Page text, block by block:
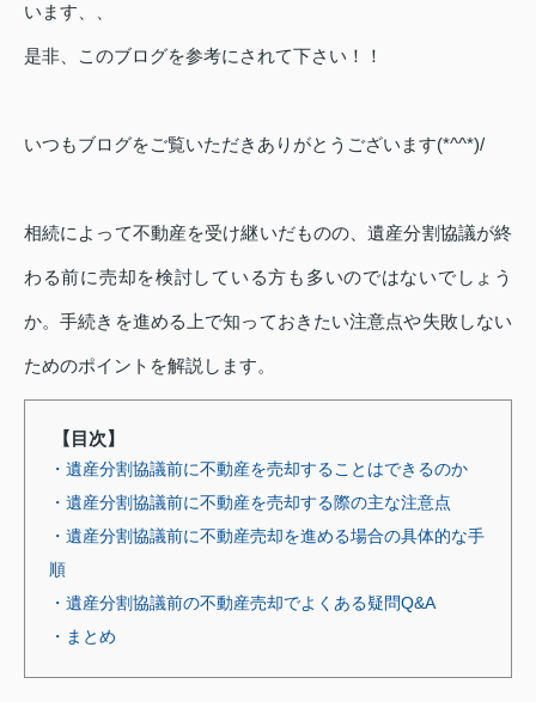
います、、
是非、このブログを参考にされて下さい！！
いつもブログをご覧いただきありがとうございます(*^^*)/
相続によって不動産を受け継いだものの、遺産分割協議が終
わる前に売却を検討している方も多いのではないでしょう
か。手続きを進める上で知っておきたい注意点や失敗しない
ためのポイントを解説します。
【目次】
・遺産分割協議前に不動産を売却することはできるのか
・遺産分割協議前に不動産を売却する際の主な注意点
・遺産分割協議前に不動産売却を進める場合の具体的な手
順
・遺産分割協議前の不動産売却でよくある疑問Q&A
・まとめ